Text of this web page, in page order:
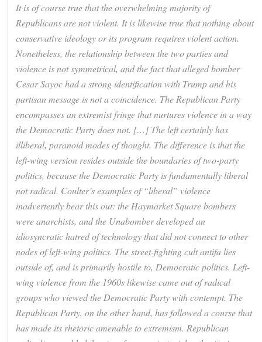
It is of course true that the overwhelming majority of
Republicans are not violent. It is likewise true that nothing about
conservative ideology or its program requires violent action.
Nonetheless, the relationship between the two parties and
violence is not symmetrical, and the fact that alleged bomber
Cesar Sayoc had a strong identification with Trump and his
partisan message is not a coincidence. The Republican Party
encompasses an extremist fringe that nurtures violence in a way
the Democratic Party does not. […] The left certainly has
illiberal, paranoid modes of thought. The difference is that the
left-wing version resides outside the boundaries of two-party
politics, because the Democratic Party is fundamentally liberal
not radical. Coulter’s examples of “liberal” violence
inadvertently bear this out: the Haymarket Square bombers
were anarchists, and the Unabomber developed an
idiosyncratic hatred of technology that did not connect to other
nodes of left-wing politics. The street-fighting cult antifa lies
outside of, and is primarily hostile to, Democratic politics. Left-
wing violence from the 1960s likewise came out of radical
groups who viewed the Democratic Party with contempt. The
Republican Party, on the other hand, has followed a course that
has made its rhetoric amenable to extremism. Republican